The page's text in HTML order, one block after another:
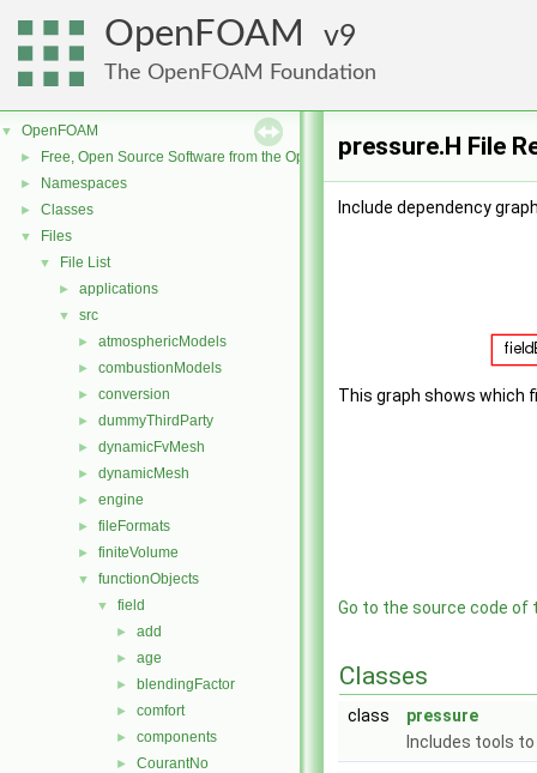
OpenFOAM 9
The OpenFOAM Foundation
▼ OpenFOAM
► Free, Open Source Software from the OpenFOAM Foundation
► Namespaces
► Classes
▼ Files
▼ File List
► applications
▼ src
► atmosphericModels
► combustionModels
► conversion
► dummyThirdParty
► dynamicFvMesh
► dynamicMesh
► engine
► fileFormats
► finiteVolume
▼ functionObjects
▼ field
► add
► age
► blendingFactor
► comfort
► components
► CourantNo
pressure.H File
Include dependency
This graph shows which
Go to the source code of
Classes
class
pressure
Includes tools